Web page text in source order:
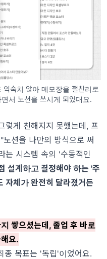
숙치 않아 메모장을 절찬리로
서 노션을 쓰시게 되었대요.
렇게 친해지지 못했는데, 프
션을 나만의 방식으로 써
는 시스템 속의 '수동적인
설계하고 결정해야 하는 '주
자체가 완전히 달라졌거든
쌓으셨는데, 졸업 후 바로
요.
종 목표는 '독립'이었어요.